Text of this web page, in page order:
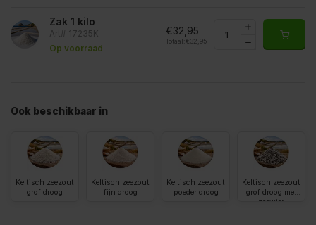
Zak 1 kilo
Art# 17235K
Op voorraad
€32,95
Totaal: €32,95
Ook beschikbaar in
Keltisch zeezout
grof droog
Keltisch zeezout
fijn droog
Keltisch zeezout
poeder droog
Keltisch zeezout
grof droog met
zeewier